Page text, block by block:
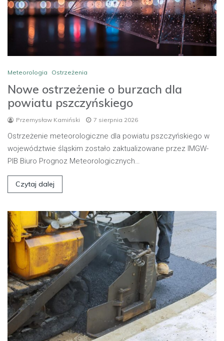
Meteorologia Ostrzeżenia
Nowe ostrzeżenie o burzach dla
powiatu pszczyńskiego
Przemysław Kamiński 7 sierpnia 2026
Ostrzeżenie meteorologiczne dla powiatu pszczyńskiego w
województwie śląskim zostało zaktualizowane przez IMGW-
PIB Biuro Prognoz Meteorologicznych…
Czytaj dalej